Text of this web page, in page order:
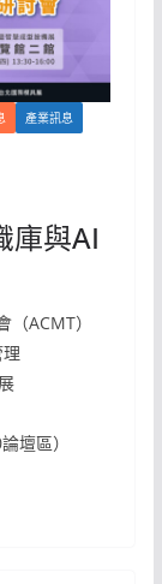
產業訊息
庫與AI
ACMT）
壇區）